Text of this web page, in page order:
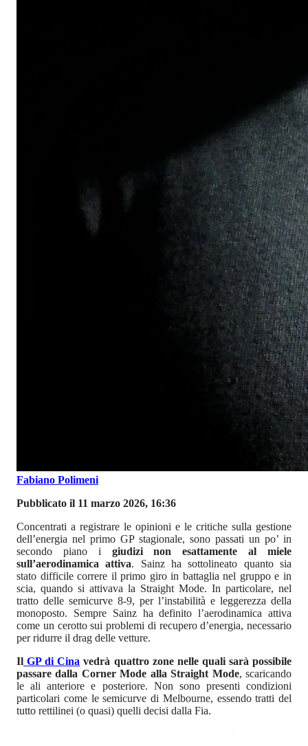
Fabiano Polimeni
Pubblicato il 11 marzo 2026, 16:36
Concentrati a registrare le opinioni e le critiche sulla gestione
dell’energia nel primo GP stagionale, sono passati un po’ in
secondo piano i giudizi non esattamente al miele
sull’aerodinamica attiva. Sainz ha sottolineato quanto sia
stato difficile correre il primo giro in battaglia nel gruppo e in
scia, quando si attivava la Straight Mode. In particolare, nel
tratto delle semicurve 8-9, per l’instabilità e leggerezza della
monoposto. Sempre Sainz ha definito l’aerodinamica attiva
come un cerotto sui problemi di recupero d’energia, necessario
per ridurre il drag delle vetture.
Il GP di Cina vedrà quattro zone nelle quali sarà possibile
passare dalla Corner Mode alla Straight Mode, scaricando
le ali anteriore e posteriore. Non sono presenti condizioni
particolari come le semicurve di Melbourne, essendo tratti del
tutto rettilinei (o quasi) quelli decisi dalla Fia.